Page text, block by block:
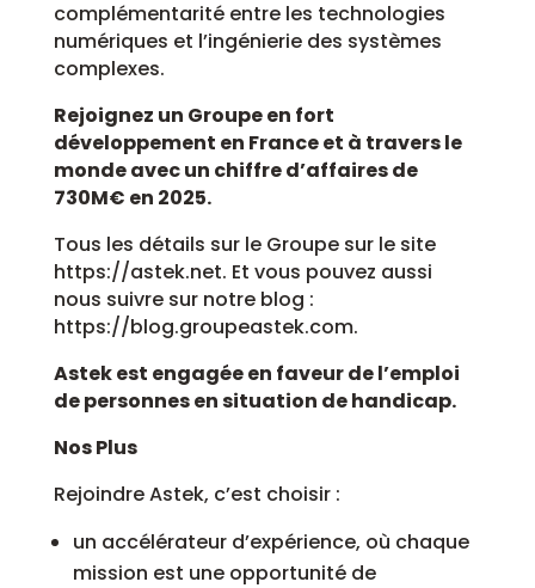
complémentarité entre les technologies
numériques et l’ingénierie des systèmes
complexes.
Rejoignez un Groupe en fort
développement en France et à travers le
monde avec un chiffre d’affaires de
730M€ en 2025.
Tous les détails sur le Groupe sur le site
https://astek.net. Et vous pouvez aussi
nous suivre sur notre blog :
https://blog.groupeastek.com.
Astek est engagée en faveur de l’emploi
de personnes en situation de handicap.
Nos Plus
Rejoindre Astek, c’est choisir :
un accélérateur d’expérience, où chaque
mission est une opportunité de